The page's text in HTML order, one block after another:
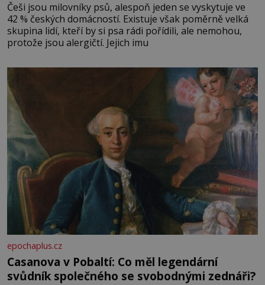
Češi jsou milovníky psů, alespoň jeden se vyskytuje ve
42 % českých domácností. Existuje však poměrně velká
skupina lidí, kteří by si psa rádi pořídili, ale nemohou,
protože jsou alergičtí. Jejich imu
epochaplus.cz
Casanova v Pobaltí: Co měl legendární
svůdník společného se svobodnými zednáři?